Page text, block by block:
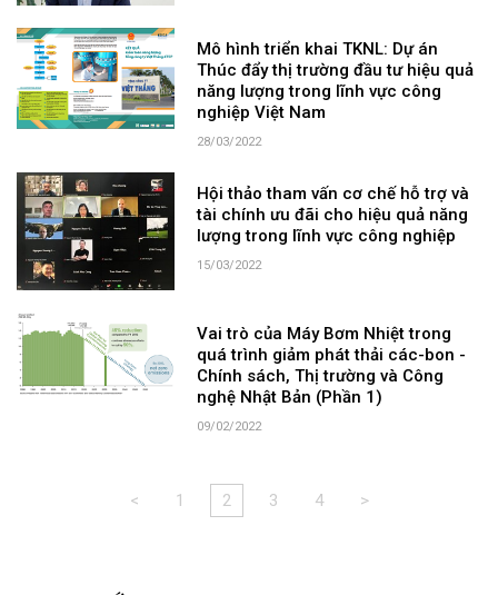
Mô hình triển khai TKNL: Dự án
Thúc đẩy thị trường đầu tư hiệu quả
năng lượng trong lĩnh vực công
nghiệp Việt Nam
28/03/2022
Hội thảo tham vấn cơ chế hỗ trợ và
tài chính ưu đãi cho hiệu quả năng
lượng trong lĩnh vực công nghiệp
15/03/2022
Vai trò của Máy Bơm Nhiệt trong
quá trình giảm phát thải các-bon -
Chính sách, Thị trường và Công
nghệ Nhật Bản (Phần 1)
09/02/2022
< 1 2 3 4 >